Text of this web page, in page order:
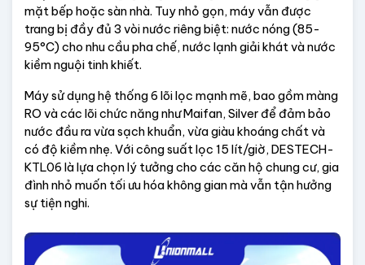
mặt bếp hoặc sàn nhà. Tuy nhỏ gọn, máy vẫn được
trang bị đầy đủ 3 vòi nước riêng biệt: nước nóng (85-
95°C) cho nhu cầu pha chế, nước lạnh giải khát và nước
kiềm nguội tinh khiết.
Máy sử dụng hệ thống 6 lõi lọc mạnh mẽ, bao gồm màng
RO và các lõi chức năng như Maifan, Silver để đảm bảo
nước đầu ra vừa sạch khuẩn, vừa giàu khoáng chất và
có độ kiềm nhẹ. Với công suất lọc 15 lít/giờ, DESTECH-
KTL06 là lựa chọn lý tưởng cho các căn hộ chung cư, gia
đình nhỏ muốn tối ưu hóa không gian mà vẫn tận hưởng
sự tiện nghi.